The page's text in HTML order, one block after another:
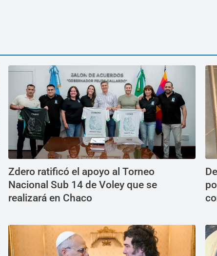
Zdero ratificó el apoyo al Torneo
Nacional Sub 14 de Voley que se
realizará en Chaco